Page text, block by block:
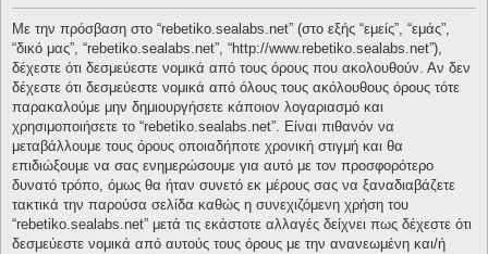
Με την πρόσβαση στο “rebetiko.sealabs.net” (στο εξής “εμείς”, “εμάς”,
“δικό μας”, “rebetiko.sealabs.net”, “http://www.rebetiko.sealabs.net”),
δέχεστε ότι δεσμεύεστε νομικά από τους όρους που ακολουθούν. Αν δεν
δέχεστε ότι δεσμεύεστε νομικά από όλους τους ακόλουθους όρους τότε
παρακαλούμε μην δημιουργήσετε κάποιον λογαριασμό και
χρησιμοποιήσετε το “rebetiko.sealabs.net”. Είναι πιθανόν να
μεταβάλλουμε τους όρους οποιαδήποτε χρονική στιγμή και θα
επιδιώξουμε να σας ενημερώσουμε για αυτό με τον προσφορότερο
δυνατό τρόπο, όμως θα ήταν συνετό εκ μέρους σας να ξαναδιαβάζετε
τακτικά την παρούσα σελίδα καθώς η συνεχιζόμενη χρήση του
“rebetiko.sealabs.net” μετά τις εκάστοτε αλλαγές δείχνει πως δέχεστε ότι
δεσμεύεστε νομικά από αυτούς τους όρους με την ανανεωμένη και/ή